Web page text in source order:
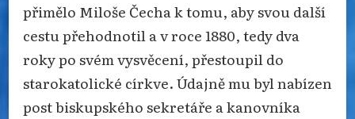
přimělo Miloše Čecha k tomu, aby svou další
cestu přehodnotil a v roce 1880, tedy dva
roky po svém vysvěcení, přestoupil do
starokatolické církve. Údajně mu byl nabízen
post biskupského sekretáře a kanovníka